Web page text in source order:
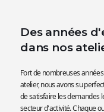
Des années
dans nos
Fort de nombreuses
atelier, nous avons su
de satisfaire les demandes
secteur d'activité. Chaque